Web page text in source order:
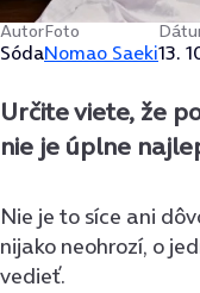
Autor
Sóda
Foto
Nomao Saeki13.
Určite viete, že
nie je úplne
Nie je to síce ani
nijako neohrozí, o
vedieť.